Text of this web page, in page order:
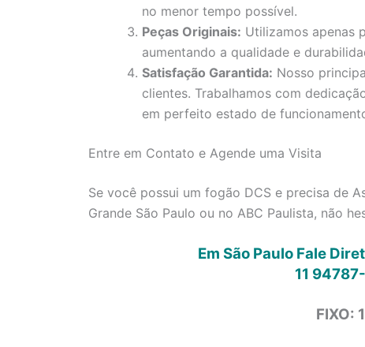
no menor tempo possível.
Peças Originais: Utilizamos apenas
aumentando a qualidade e
Satisfação Garantida: Nosso
clientes. Trabalhamos com
em perfeito estado de
Entre em Contato e Agende uma Visita
Se você possui um fogão DCS e precisa de
Grande São Paulo ou no ABC Paulista, não
Em São Paulo Fale
11
FIXO: